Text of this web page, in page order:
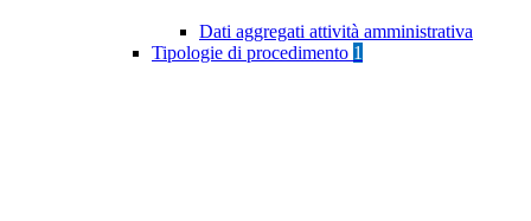
Dati aggregati attività amministrativa
Tipologie di procedimento 1